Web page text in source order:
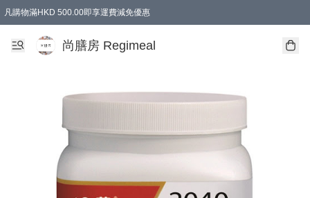
凡購物滿HKD 500.00即享運費減免優惠
尚膳房 Regimeal